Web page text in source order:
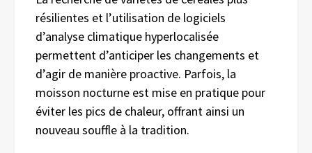
résilientes et l’utilisation de logiciels
d’analyse climatique hyperlocalisée
permettent d’anticiper les changements et
d’agir de manière proactive. Parfois, la
moisson nocturne est mise en pratique pour
éviter les pics de chaleur, offrant ainsi un
nouveau souffle à la tradition.